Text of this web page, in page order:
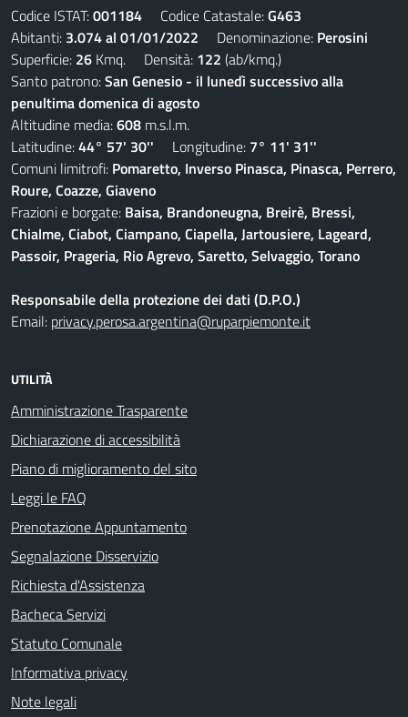
Codice ISTAT:001184 Codice Catastale:G463
Abitanti: 3.074 al 01/01/2022 Denominazione: Perosini
Superficie: 26 Kmq. Densità: 122 (ab/kmq.)
Santo patrono:San Genesio - il lunedì successivo alla
penultima domenica di agosto
Altitudine media:608 m.s.l.m.
Latitudine:44° 57' 30'' Longitudine: 7° 11' 31''
Comuni limitrofi: Pomaretto, Inverso Pinasca, Pinasca, Perrero,
Roure, Coazze, Giaveno
Frazioni e borgate: Baisa, Brandoneugna, Breirè, Bressi,
Chialme, Ciabot, Ciampano, Ciapella, Jartousiere, Lageard,
Passoir, Prageria, Rio Agrevo, Saretto, Selvaggio, Torano
Responsabile della protezione dei dati (D.P.O.)
Email: privacy.perosa.argentina@ruparpiemonte.it
UTILITÀ
Amministrazione Trasparente
Dichiarazione di accessibilità
Piano di miglioramento del sito
Leggi le FAQ
Prenotazione Appuntamento
Segnalazione Disservizio
Richiesta d'Assistenza
Bacheca Servizi
Statuto Comunale
Informativa privacy
Note legali